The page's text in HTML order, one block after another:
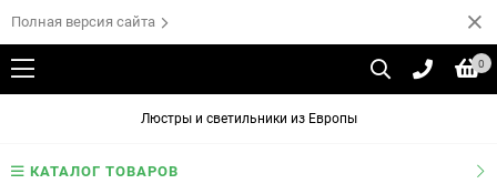
Полная версия сайта
0
Люстры и светильники из Европы
КАТАЛОГ ТОВАРОВ